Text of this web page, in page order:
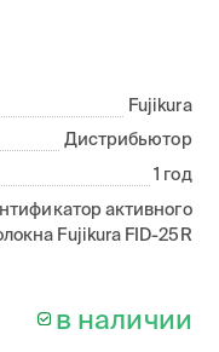
Fujikura
Дистрибьютор
1 год
активного
Fujikura FID-25R
в наличии